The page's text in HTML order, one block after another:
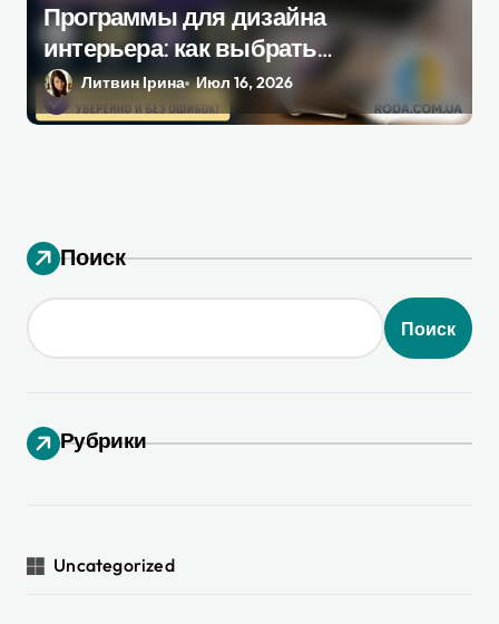
Программы для дизайна
интерьера: как выбрать
инструмент, который
действительно поможет при
Литвин Ірина Июл 16, 2026
Поиск
Поиск
Рубрики
Uncategorized